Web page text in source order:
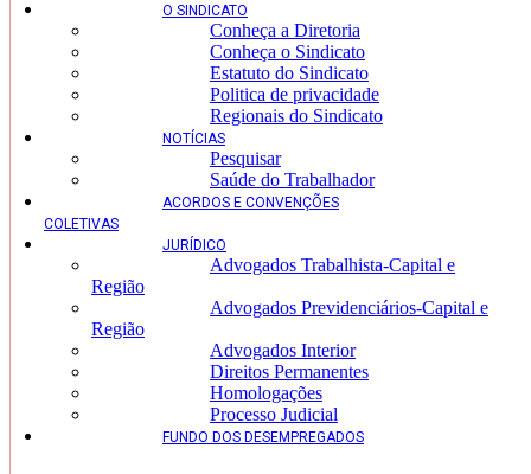
O SINDICATO
Conheça a Diretoria
Conheça o Sindicato
Estatuto do Sindicato
Politica de privacidade
Regionais do Sindicato
NOTÍCIAS
Pesquisar
Saúde do Trabalhador
ACORDOS E CONVENÇÕES
COLETIVAS
JURÍDICO
Advogados Trabalhista-Capital e
Região
Advogados Previdenciários-Capital e
Região
Advogados Interior
Direitos Permanentes
Homologações
Processo Judicial
FUNDO DOS DESEMPREGADOS